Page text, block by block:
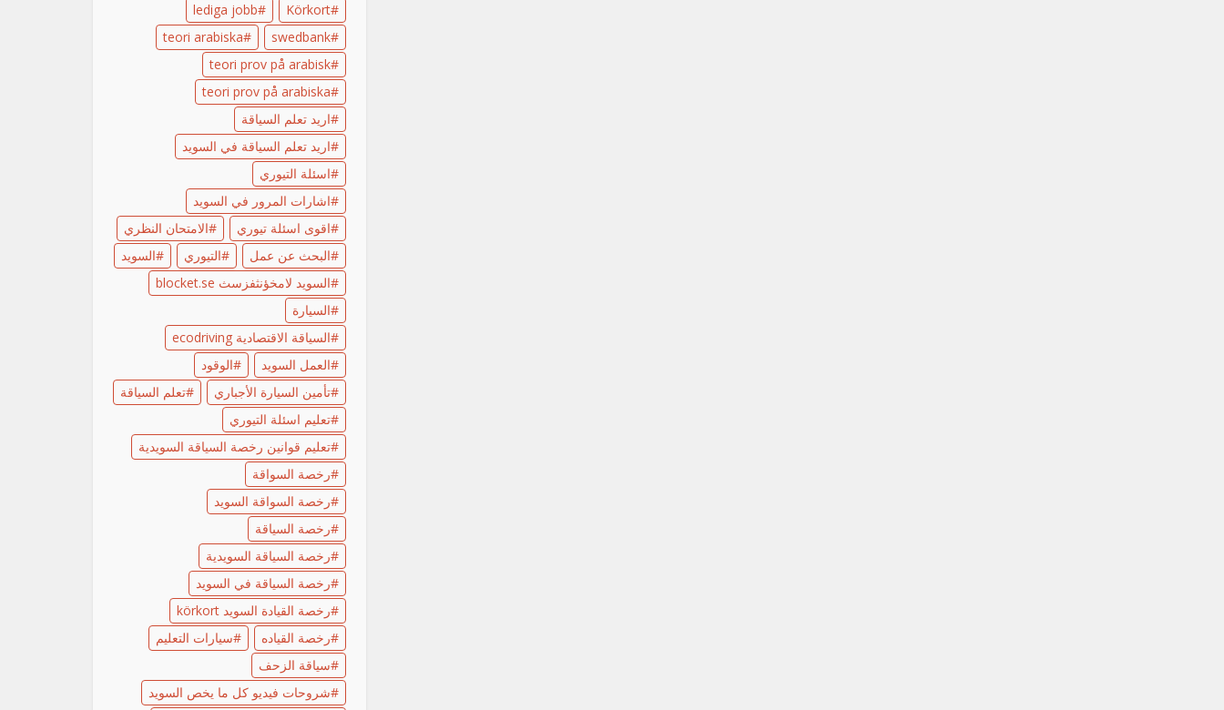
Körkort
lediga jobb
swedbank
teori arabiska
teori prov på arabisk
teori prov på arabiska
اريد تعلم السياقة
اريد تعلم السياقة في السويد
اسئلة التيوري
اشارات المرور في السويد
اقوى اسئلة تيوري
الامتحان النظري
البحث عن عمل
التيوري
السويد
السويد لامخؤنثفزسث blocket.se
السيارة
السياقة الاقتصادية ecodriving
العمل السويد
الوقود
تأمين السيارة الأجباري
تعلم السياقة
تعليم اسئلة التيوري
تعليم قوانين رخصة السياقة السويدية
رخصة السواقة
رخصة السواقة السويد
رخصة السياقة
رخصة السياقة السويدية
رخصة السياقة في السويد
رخصة القيادة السويد körkort
رخصة القياده
سيارات التعليم
سياقة الزحف
شروحات فيديو كل ما يخص السويد